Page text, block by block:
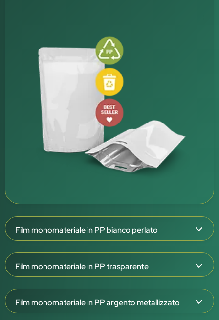
Film monomateriale in PP bianco perlato
Struttura triplex: OPP/OPPmet/CPP W
Barriera molto elevata (OTR <0,1 / WVTR <0,1)
Eccellente barriera ad aroma, grassi e raggi UV
Film monomateriale in PP trasparente
Struttura triplex: OPP/OPP/CPP T
Film monomateriale in PP argento metallizzato